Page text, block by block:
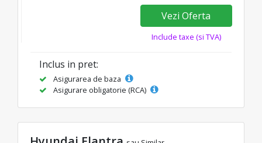
Vezi Oferta
Include taxe (si TVA)
Inclus in pret:
Asigurarea de baza
Asigurare obligatorie (RCA)